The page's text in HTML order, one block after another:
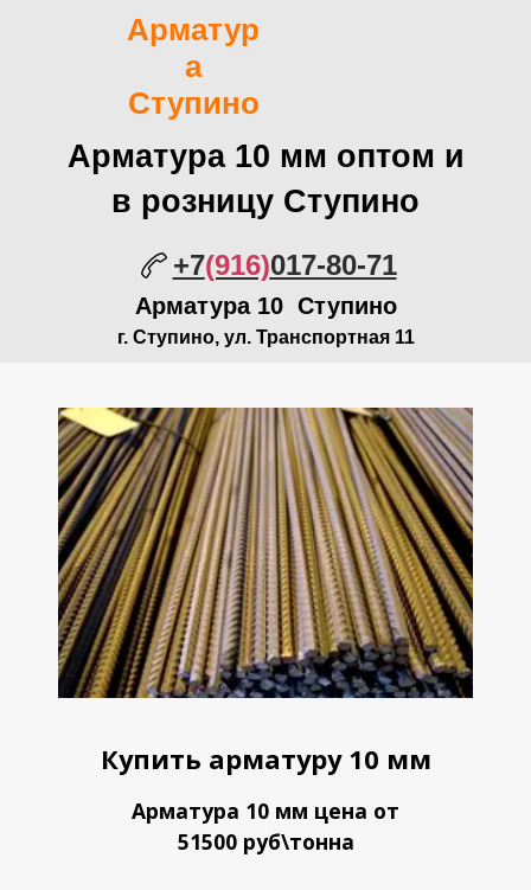
Арматур
а
Ступино
Арматура 10 мм оптом и
в розницу Ступино
+7(916)017-80-71
Арматура 10 Ступино
г. Ступино, ул. Транспортная 11
Купить арматуру 10 мм
Арматура 10 мм цена от
51500 руб\тонна